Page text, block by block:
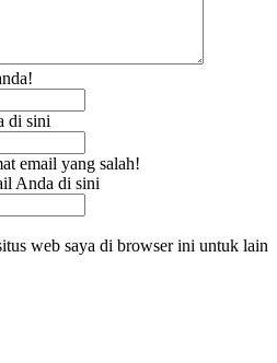
di sini
email yang salah!
Anda di sini
web saya di browser ini untuk lain